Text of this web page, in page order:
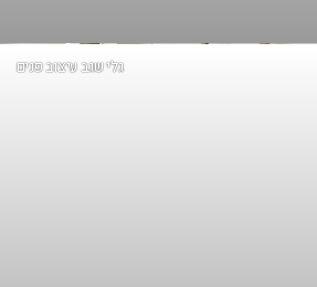
גלי שגב עיצוב פנים